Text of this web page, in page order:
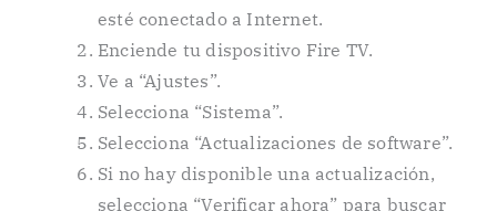
esté conectado a Internet.
Enciende tu dispositivo Fire TV.
Ve a “Ajustes”.
Selecciona “Sistema”.
Selecciona “Actualizaciones de software”.
Si no hay disponible una actualización,
selecciona “Verificar ahora” para buscar